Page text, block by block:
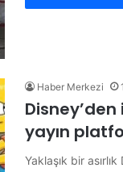
Haber Merkezi
yayın
Yaklaşık bir